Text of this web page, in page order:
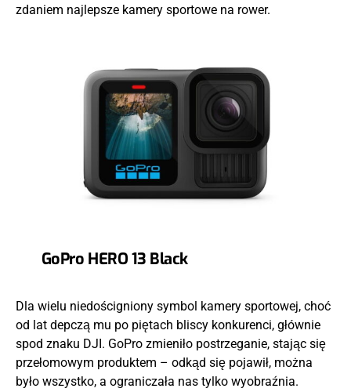
zdaniem najlepsze kamery sportowe na rower.
GoPro HERO 13 Black
Dla wielu niedościgniony symbol kamery sportowej, choć
od lat depczą mu po piętach bliscy konkurenci, głównie
spod znaku DJI. GoPro zmieniło postrzeganie, stając się
przełomowym produktem – odkąd się pojawił, można
było wszystko, a ograniczała nas tylko wyobraźnia.